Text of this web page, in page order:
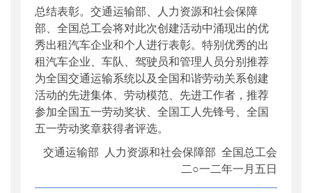
总结表彰。交通运输部、人力资源和社会保障
部、全国总工会将对此次创建活动中涌现出的优
秀出租汽车企业和个人进行表彰。特别优秀的出
租汽车企业、车队、驾驶员和管理人员分别推荐
为全国交通运输系统以及全国和谐劳动关系创建
活动的先进集体、劳动模范、先进工作者，推荐
参加全国五一劳动奖状、全国工人先锋号、全国
五一劳动奖章获得者评选。
交通运输部 人力资源和社会保障部 全国总工会
二○一二年一月五日